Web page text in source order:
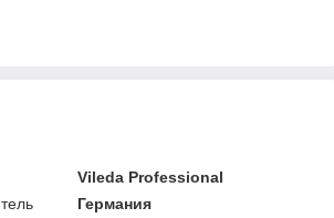
Vileda Professional
Германия